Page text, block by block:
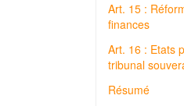
Art. 15 :
finances
Art. 16 : Etats
tribunal
Résumé